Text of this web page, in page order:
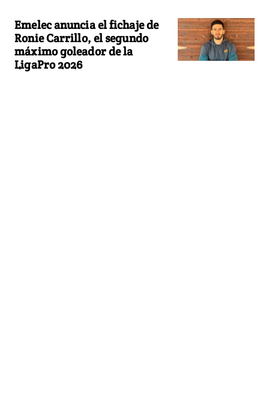
Emelec anuncia el fichaje de
Ronie Carrillo, el segundo
máximo goleador de la
LigaPro 2026